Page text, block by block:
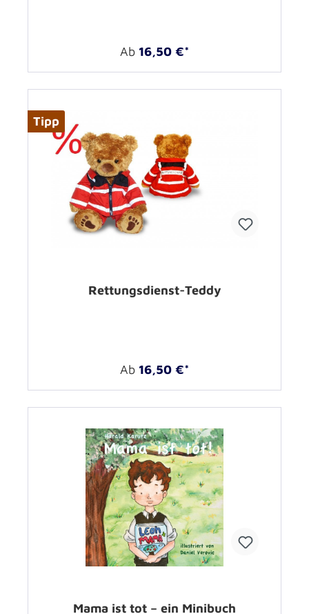
Ab 16,50 €*
Tipp
Rettungsdienst-Teddy
Ab 16,50 €*
Mama ist tot – ein Minibuch